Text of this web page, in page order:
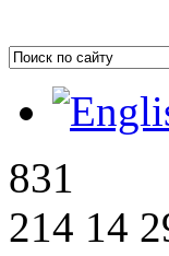
831
214 14